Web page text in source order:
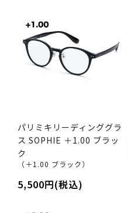
パリミキリーディンググラ
ス SOPHIE ＋1.00 ブラッ
ク
（＋1.00 ブラック）
5,500円(税込)